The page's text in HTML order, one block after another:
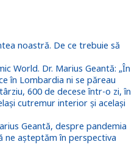
noastră. De ce trebuie să
World. Dr. Marius Geantă: „În
în Lombardia ni se păreau
600 de decese într-o zi, în
cutremur interior și același
Geantă, despre pandemia
ne așteptăm în perspectiva